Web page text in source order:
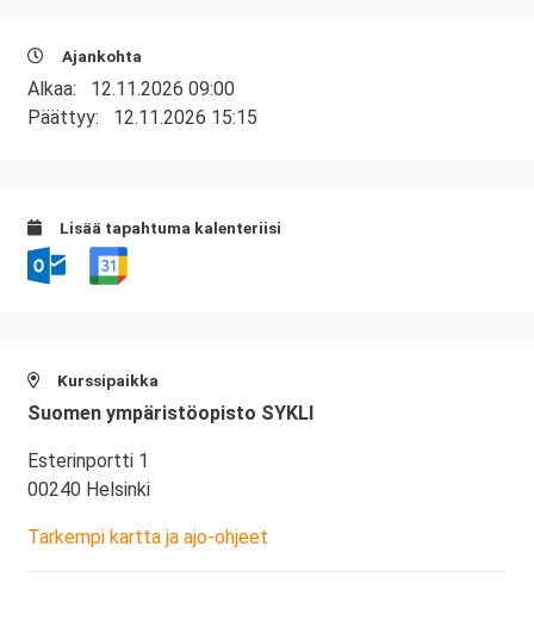
Ajankohta
Alkaa: 12.11.2026 09:00
Päättyy: 12.11.2026 15:15
Lisää tapahtuma kalenteriisi
Kurssipaikka
Suomen ympäristöopisto SYKLI
Esterinportti 1
00240 Helsinki
Tarkempi kartta ja ajo-ohjeet